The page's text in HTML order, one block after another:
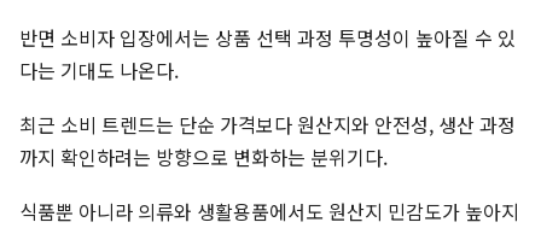
반면 소비자 입장에서는 상품 선택 과정 투명성이 높아질 수 있
다는 기대도 나온다.
최근 소비 트렌드는 단순 가격보다 원산지와 안전성, 생산 과정
까지 확인하려는 방향으로 변화하는 분위기다.
식품뿐 아니라 의류와 생활용품에서도 원산지 민감도가 높아지